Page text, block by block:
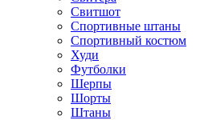
Свитшот
Спортивные штаны
Спортивный костюм
Худи
Футболки
Шерпы
Шорты
Штаны